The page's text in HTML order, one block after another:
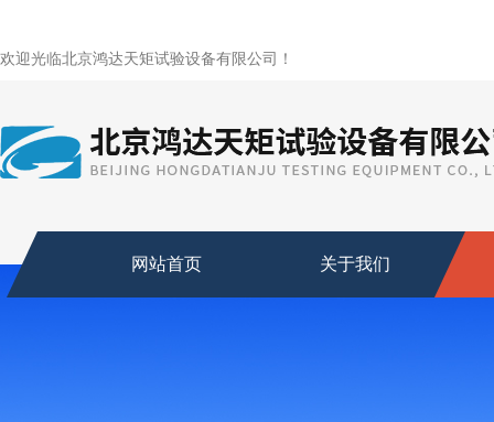
欢迎光临北京鸿达天矩试验设备有限公司！
网站首页 关于我们